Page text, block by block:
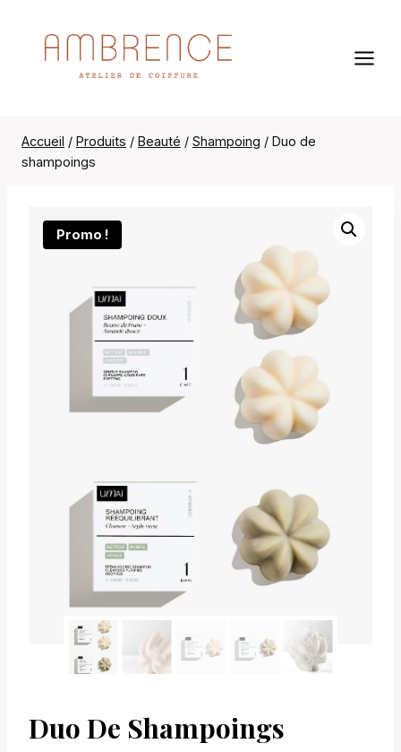
contenu
Accueil / Produits / Beauté / Shampoing / Duo de
shampoings
Promo !
Duo De Shampoings